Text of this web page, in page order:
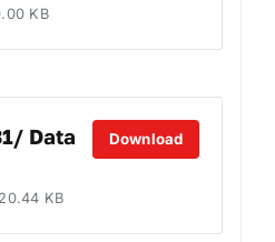
KB
Data
KB
Download